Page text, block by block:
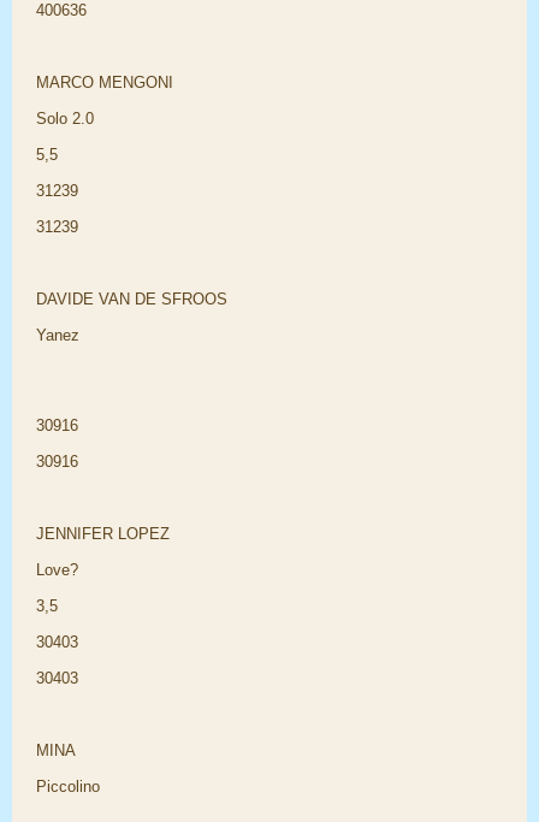
400636
MARCO MENGONI
Solo 2.0
5,5
31239
31239
DAVIDE VAN DE SFROOS
Yanez
30916
30916
JENNIFER LOPEZ
Love?
3,5
30403
30403
MINA
Piccolino